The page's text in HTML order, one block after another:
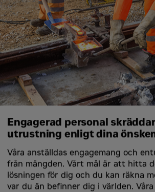
Engagerad personal
utrustning enligt dina
Våra anställdas engagemang och
från mängden. Vårt mål är att hitta
lösningen för dig och du kan räkna
var du än befinner dig i världen. Våra